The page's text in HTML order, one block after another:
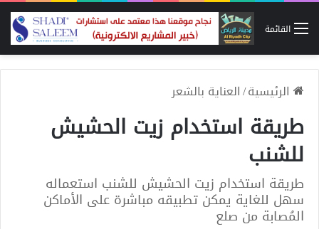
القائمة
الرئيسية/العناية بالشعر
طريقة استخدام زيت الحشيش
للشنب
طريقة استخدام زيت الحشيش للشنب استعماله
سهل للغاية يمكن تطبيقه مباشرة على الأماكن
المُصابة من صلع